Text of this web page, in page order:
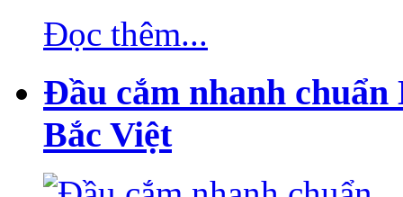
Đọc thêm...
Đầu cắm nhanh
Bắc Việt